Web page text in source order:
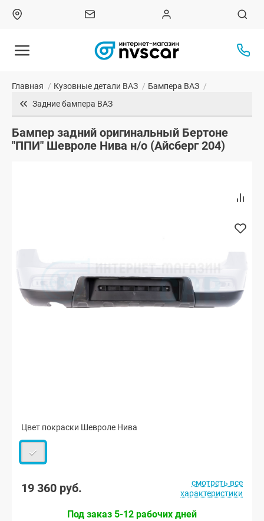
Главная / Кузовные детали ВАЗ / Бампера ВАЗ /
Задние бампера ВАЗ
Бампер задний оригинальный Бертоне
"ППИ" Шевроле Нива н/о (Айсберг 204)
Цвет покраски Шевроле Нива
19 360 руб.
смотреть все
характеристики
Под заказ 5-12 рабочих дней